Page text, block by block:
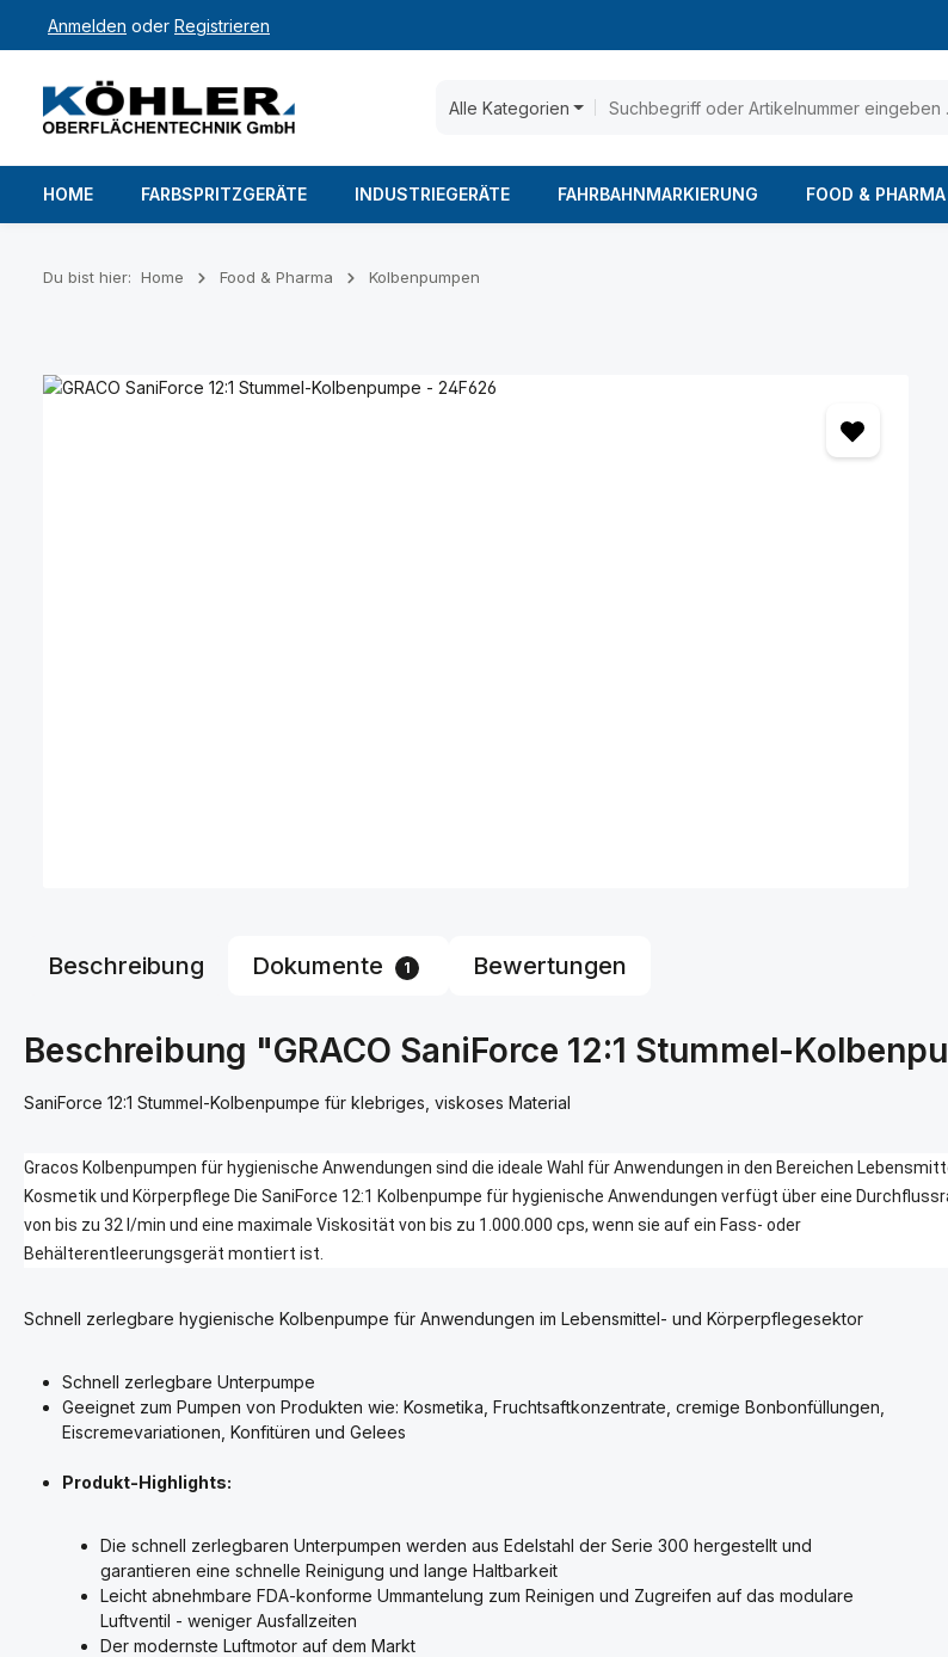
Hauptinhalt springen
Zur Suche springen
Zur Hauptnavigation springen
Anmelden oder Registrieren
Alle Kategorien
HOME FARBSPRITZGERÄTE INDUSTRIEGERÄTE FAHRBAHNMARKIERUNG FOOD & PHARMA
Du bist hier: Home Food & Pharma Kolbenpumpen
Bildergalerie überspringen
Beschreibung Dokumente 1 Bewertungen
Beschreibung "GRACO SaniForce 12:1 Stummel-
SaniForce 12:1 Stummel-Kolbenpumpe für klebriges, viskoses Material
Gracos Kolbenpumpen für hygienische Anwendungen sind die ideale Wahl für Anwendungen in den Bereichen
Kosmetik und Körperpflege Die SaniForce 12:1 Kolbenpumpe für hygienische Anwendungen verfügt über eine
von bis zu 32 l/min und eine maximale Viskosität von bis zu 1.000.000 cps, wenn sie auf ein Fass- oder
Behälterentleerungsgerät montiert ist.
Schnell zerlegbare hygienische Kolbenpumpe für Anwendungen im Lebensmittel- und Körperpflegesektor
Schnell zerlegbare Unterpumpe
Geeignet zum Pumpen von Produkten wie: Kosmetika, Fruchtsaftkonzentrate, cremige Bonbonfüllungen,
Eiscremevariationen, Konfitüren und Gelees
Produkt-Highlights:
Die schnell zerlegbaren Unterpumpen werden aus Edelstahl der Serie 300 hergestellt und
garantieren eine schnelle Reinigung und lange Haltbarkeit
Leicht abnehmbare FDA-konforme Ummantelung zum Reinigen und Zugreifen auf das modulare
Luftventil - weniger Ausfallzeiten
Der modernste Luftmotor auf dem Markt